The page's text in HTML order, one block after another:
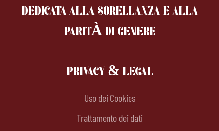
DEDICATA ALLA SORELLANZAE ALLA
PARITÀ DI GENERE
PRIVACY & LEGAL
Uso dei Cookies
Trattamento dei dati